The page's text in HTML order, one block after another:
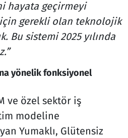
hayata geçirmeyi
gerekli olan teknolojik
Bu sistemi 2025 yılında
yönelik fonksiyonel
ve özel sektör iş
modeline
Yumaklı, Glütensiz